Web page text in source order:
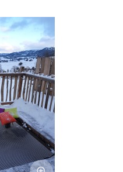
Afficher l'image